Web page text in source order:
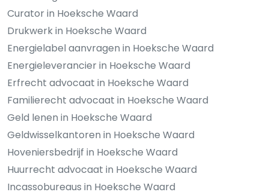
Curator in Hoeksche Waard
Drukwerk in Hoeksche Waard
Energielabel aanvragen in Hoeksche Waard
Energieleverancier in Hoeksche Waard
Erfrecht advocaat in Hoeksche Waard
Familierecht advocaat in Hoeksche Waard
Geld lenen in Hoeksche Waard
Geldwisselkantoren in Hoeksche Waard
Hoveniersbedrijf in Hoeksche Waard
Huurrecht advocaat in Hoeksche Waard
Incassobureaus in Hoeksche Waard